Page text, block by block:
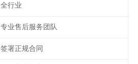
全行业
专业售后服务团队
签署正规合同